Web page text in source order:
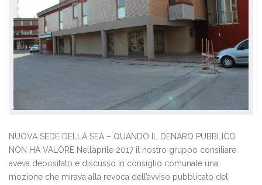
NUOVA SEDE DELLA SEA – QUANDO IL DENARO PUBBLICO
NON HA VALORE Nell’aprile 2017 il nostro gruppo consiliare
aveva depositato e discusso in consiglio comunale una
mozione che mirava alla revoca dell’avviso pubblicato del